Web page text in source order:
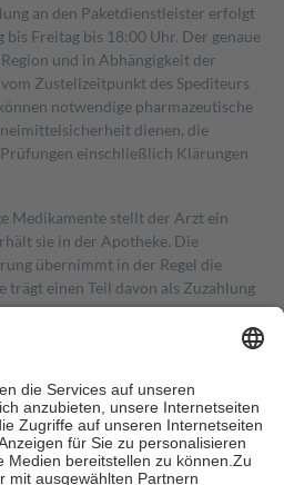
an den Paketdienstleister erfolgt
Freitag bis 18:00 Uhr. Der genaue
und in Abhängigkeit der
Zustellzeitpunkt des Spediteurs
notwendige pharmazeutische
dienen, die
einschließlich Klärungen
Medikamente stellt der Arzt ein
sie in der Apotheke. Die
übernimmt in der Regel die
trägt einen Teil davon als Zuzahlung
Zuzahlungen in Höhe von zehn
jedoch nie mehr als die tatsächlichen
auch für Online-Apotheken.
Krankenpflege beträgt die
sowie zehn Euro je